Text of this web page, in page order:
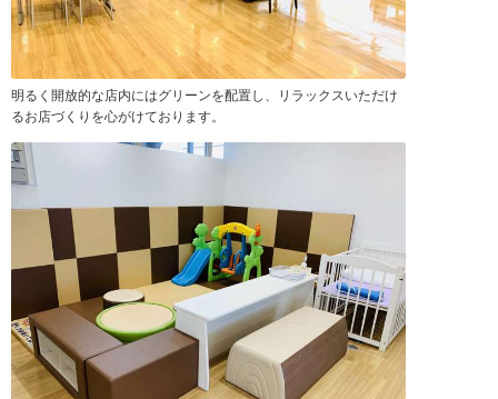
明るく開放的な店内にはグリーンを配置し、リラックスいただけ
るお店づくりを心がけております。